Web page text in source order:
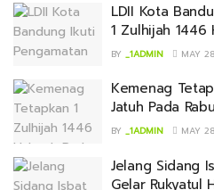
LDII Kota
1 Zulhijah 1446
BY _1ADMIN MAY
Kemenag
Jatuh Pada
BY _1ADMIN MAY
Jelang Sidang
Gelar Rukyatul